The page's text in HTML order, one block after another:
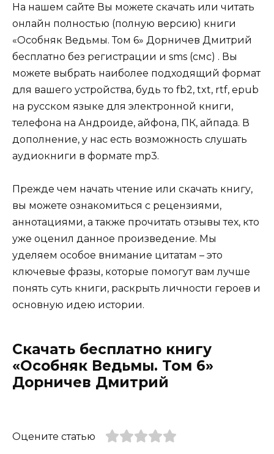
На нашем сайте Вы можете скачать или читать
онлайн полностью (полную версию) книги
«Особняк Ведьмы. Том 6» Дорничев Дмитрий
бесплатно без регистрации и sms (смс) . Вы
можете выбрать наиболее подходящий формат
для вашего устройства, будь то fb2, txt, rtf, epub
на русском языке для электронной книги,
телефона на Андроиде, айфона, ПК, айпада. В
дополнение, у нас есть возможность слушать
аудиокниги в формате mp3.
Прежде чем начать чтение или скачать книгу,
вы можете ознакомиться с рецензиями,
аннотациями, а также прочитать отзывы тех, кто
уже оценил данное произведение. Мы
уделяем особое внимание цитатам – это
ключевые фразы, которые помогут вам лучше
понять суть книги, раскрыть личности героев и
основную идею истории.
Скачать бесплатно книгу
«Особняк Ведьмы. Том 6»
Дорничев Дмитрий
Оцените статью